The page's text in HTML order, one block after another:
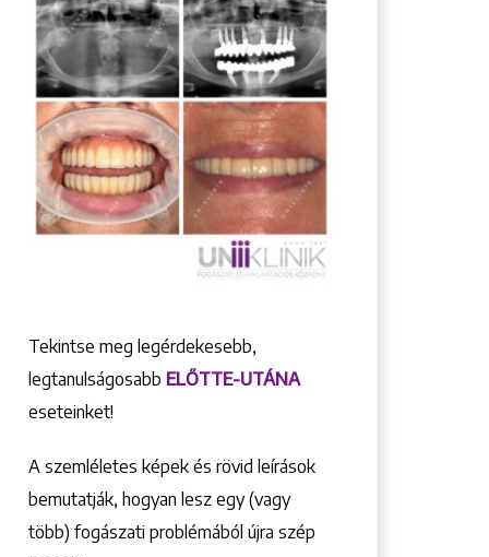
Tekintse meg legérdekesebb,
legtanulságosabb ELŐTTE-UTÁNA
eseteinket!
A szemléletes képek és rövid leírások
bemutatják, hogyan lesz egy (vagy
több) fogászati problémából újra szép